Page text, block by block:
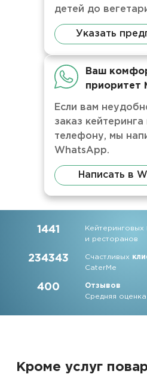
детей до
Указать
Ваш
приоритет
Если вам
заказ кейтеринга
телефону, мы
WhatsApp.
Написать в
1441 Кейтеринговых
и ресторанов
234343 Счастливых
CaterMe
400
Отзывов
Средняя
Кроме услуг